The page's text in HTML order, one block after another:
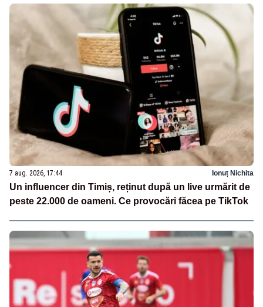
7 aug. 2026, 17:44 Ionuț Nichita
Un influencer din Timiș, reținut după un live urmărit de
peste 22.000 de oameni. Ce provocări făcea pe TikTok